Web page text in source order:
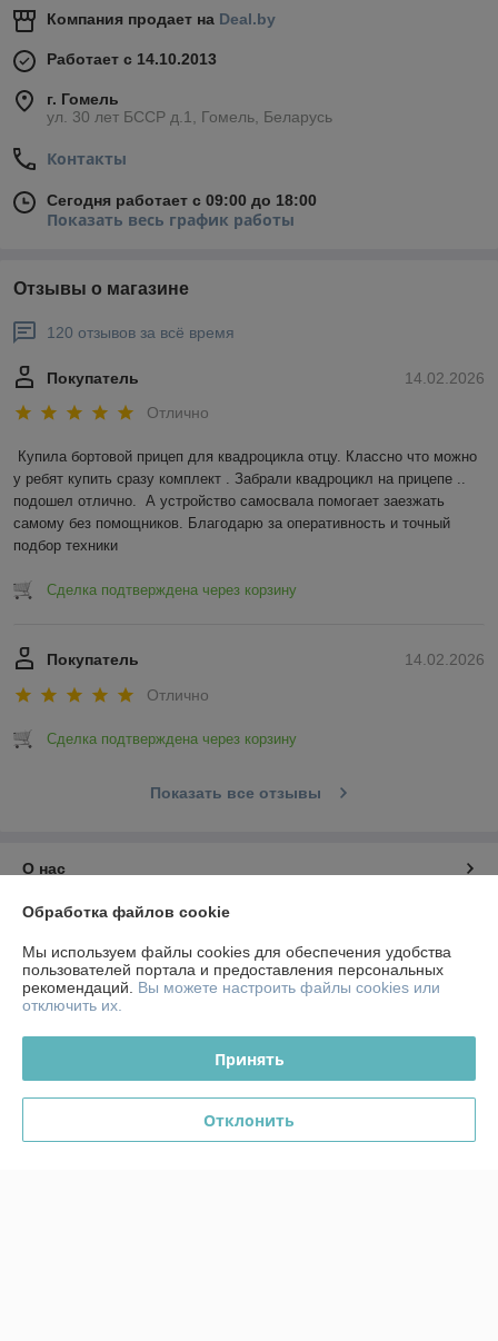
Компания продает на Deal.by
Работает с 14.10.2013
г. Гомель
ул. 30 лет БССР д.1, Гомель, Беларусь
Контакты
Сегодня работает с 09:00 до 18:00
Показать весь график работы
Отзывы о магазине
120 отзывов за всё время
14.02.2026
Покупатель
Отлично
Купила бортовой прицеп для квадроцикла отцу. Классно что можно
у ребят купить сразу комплект . Забрали квадроцикл на прицепе ..
подошел отлично.  А устройство самосвала помогает заезжать
самому без помощников. Благодарю за оперативность и точный
подбор техники
Сделка подтверждена через корзину
14.02.2026
Покупатель
Отлично
Сделка подтверждена через корзину
Показать все отзывы
О нас
Контакты
Доставка и оплата
Полная версия сайта
Политика обработки cookies
Обработка файлов cookie
Мы используем файлы cookies для обеспечения удобства
пользователей портала и предоставления персональных
рекомендаций. Вы можете настроить файлы cookies или
отключить их.
Принять
Отклонить